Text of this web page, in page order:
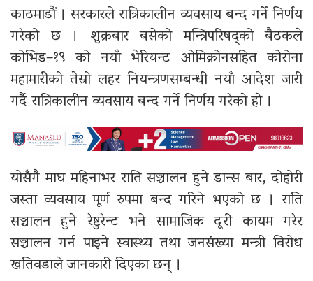
काठमाडौं । सरकारले रात्रिकालीन व्यवसाय बन्द गर्ने निर्णय
गरेको छ । शुक्रबार बसेको मन्त्रिपरिषद्को बैठकले
कोभिड–१९ को नयाँ भेरियन्ट ओमिक्रोनसहित कोरोना
महामारीको तेस्रो लहर नियन्त्रणसम्बन्धी नयाँ आदेश जारी
गर्दै रात्रिकालीन व्यवसाय बन्द गर्ने निर्णय गरेकाे हाे ।
योसँगै माघ महिनाभर राति सञ्चालन हुने डान्स बार, दोहोरी
जस्ता व्यवसाय पूर्ण रुपमा बन्द गरिने भएको छ । राति
सञ्चालन हुने रेष्टुरेन्ट भने सामाजिक दूरी कायम गरेर
सञ्चालन गर्न पाइने स्वास्थ्य तथा जनसंख्या मन्त्री विरोध
खतिवडाले जानकारी दिएका छन् ।